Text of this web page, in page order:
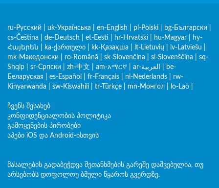
ru-Русский uk-Українська en-English pl-Polski bg-Български
cs-Čeština
de-Deutsch et-Eesti hr-Hrvatski hu-Magyar
hy-
Հայերեն
ka-ქართული kk-Қазақша lt-Lietuvių lv-Latviešu
mk-Македонски
ro-Română sk-Slovenčina sl-Slovenščina
sq-
Shqip
sr-Српски zh-中文 am-አማርኛ ar-العربية
be-
Беларуская
es-Español fr-Français nl-Nederlands
rw-
Kinyarwanda
sw-Kiswahili tr-Türkçe mn-Монгол lo-Lao
ჩვენს შესახებ
კონფიდენციალობის პოლიტიკა
გამოყენების პირობები
აპები iOS და Android-ისთვის
მასალების გადაბეჭდვა შეთანხმების გარეშე დაშვებულია, თუ
არსებობს დოფოლოუ ბმული წყაროს გვერდზე.